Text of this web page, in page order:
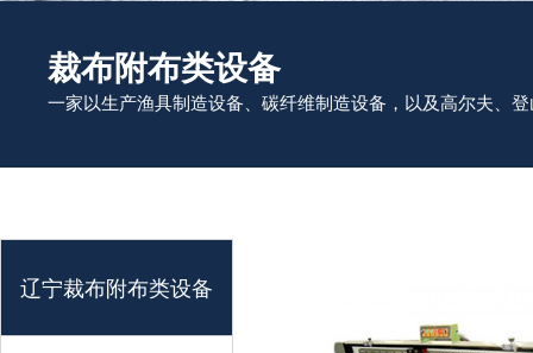
裁布附布类设备
一家以生产渔具制造设备、碳纤维制造设备，以及高尔夫、
辽宁裁布附布类设备